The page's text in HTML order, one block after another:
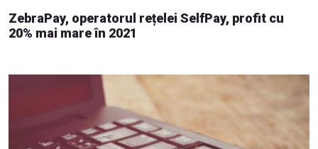
ZebraPay, operatorul rețelei SelfPay, profit cu
20% mai mare în 2021